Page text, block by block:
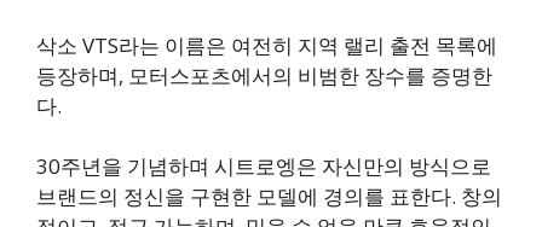
삭소 VTS라는 이름은 여전히 지역 랠리 출전 목록에
등장하며, 모터스포츠에서의 비범한 장수를 증명한
다.
30주년을 기념하며 시트로엥은 자신만의 방식으로
브랜드의 정신을 구현한 모델에 경의를 표한다. 창의